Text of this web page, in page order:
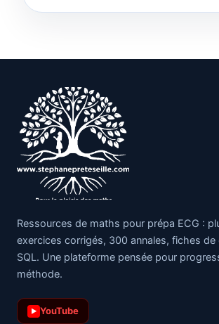
Ressources de maths pour prépa ECG :
exercices corrigés, 300 annales, fiches
SQL. Une plateforme pensée pour
méthode.
▶ YouTube